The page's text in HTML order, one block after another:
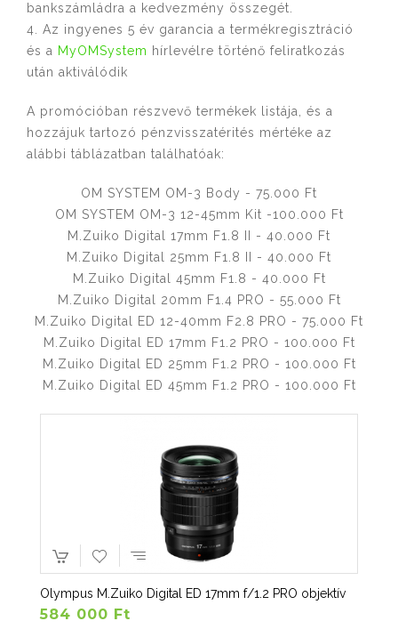
bankszámládra a kedvezmény összegét.
4. Az ingyenes 5 év garancia a termékregisztráció
és a MyOMSystem hírlevélre történő feliratkozás
után aktiválódik
A promócióban részvevő termékek listája, és a
hozzájuk tartozó pénzvisszatérités mértéke az
alábbi táblázatban találhatóak:
OM SYSTEM OM-3 Body - 75.000 Ft
OM SYSTEM OM-3 12-45mm Kit -100.000 Ft
M.Zuiko Digital 17mm F1.8 II - 40.000 Ft
M.Zuiko Digital 25mm F1.8 II - 40.000 Ft
M.Zuiko Digital 45mm F1.8 - 40.000 Ft
M.Zuiko Digital 20mm F1.4 PRO - 55.000 Ft
M.Zuiko Digital ED 12-40mm F2.8 PRO - 75.000 Ft
M.Zuiko Digital ED 17mm F1.2 PRO - 100.000 Ft
M.Zuiko Digital ED 25mm F1.2 PRO - 100.000 Ft
M.Zuiko Digital ED 45mm F1.2 PRO - 100.000 Ft
Olympus M.Zuiko Digital ED 17mm f/1.2 PRO objektív
584 000 Ft